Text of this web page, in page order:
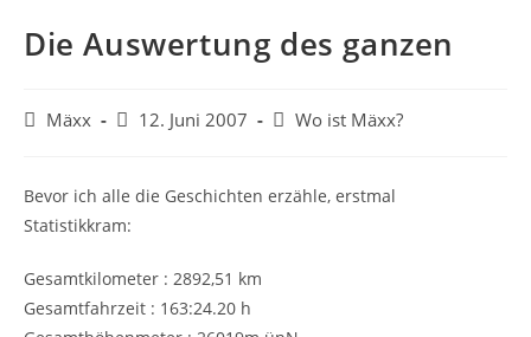
Die Auswertung des ganzen
Mäxx 12. Juni 2007 Wo ist Mäxx?
Bevor ich alle die Geschichten erzähle, erstmal
Statistikkram:
Gesamtkilometer : 2892,51 km
Gesamtfahrzeit : 163:24.20 h